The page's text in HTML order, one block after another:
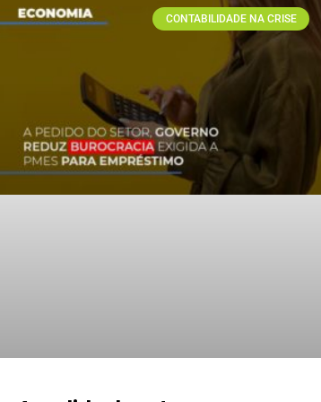
CONTABILIDADE NA CRISE